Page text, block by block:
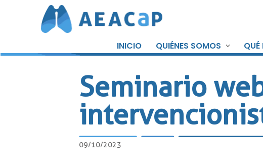
contenido
INICIO QUIÉNES SOMOS
Seminario
09/10/2023